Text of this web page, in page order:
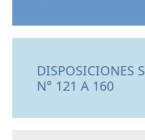
DISPOSICIONES
N° 121 A 160